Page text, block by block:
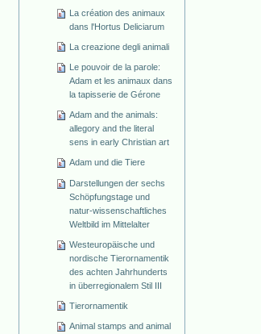
La création des animaux
dans l'Hortus Deliciarum
La creazione degli animali
Le pouvoir de la parole:
Adam et les animaux dans
la tapisserie de Gérone
Adam and the animals:
allegory and the literal
sens in early Christian art
Adam und die Tiere
Darstellungen der sechs
Schöpfungstage und
natur-wissenschaftliches
Weltbild im Mittelalter
Westeuropäische und
nordische Tierornamentik
des achten Jahrhunderts
in überregionalem Stil III
Tierornamentik
Animal stamps and animal